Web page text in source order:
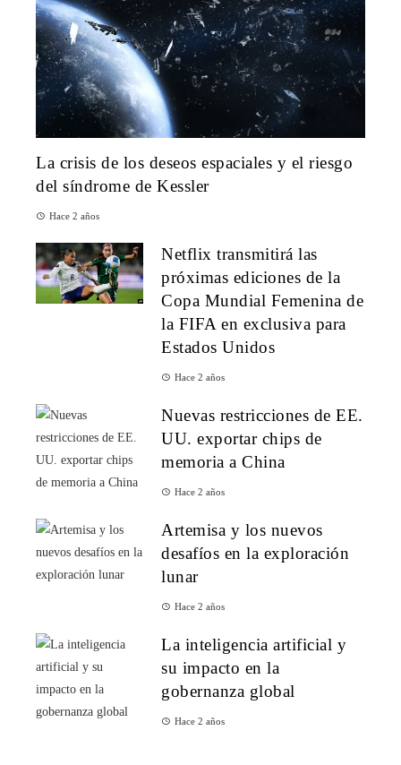
La crisis de los deseos espaciales y el riesgo
del síndrome de Kessler
Hace 2 años
Netflix transmitirá las
próximas ediciones de la
Copa Mundial Femenina de
la FIFA en exclusiva para
Estados Unidos
Hace 2 años
Nuevas restricciones de EE.
UU. exportar chips de
memoria a China
Hace 2 años
Artemisa y los nuevos
desafíos en la exploración
lunar
Hace 2 años
La inteligencia artificial y
su impacto en la
gobernanza global
Hace 2 años